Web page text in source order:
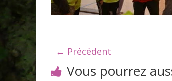
← Précédent
Vous pourrez